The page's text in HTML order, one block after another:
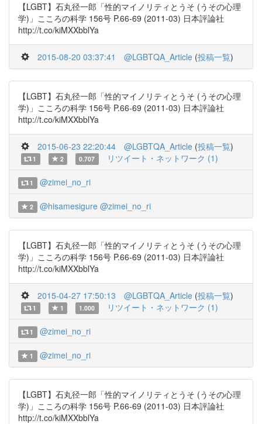
【LGBT】石丸径一郎「性的マイノリティとうそ (うその心理
学)」こころの科学 156号 P.66-69 (2011-03) 日本評論社
http://t.co/kiMXXbblYa
2015-08-20 03:37:41 @LGBTQA_Article (投稿一覧)
【LGBT】石丸径一郎「性的マイノリティとうそ (うその心理
学)」こころの科学 156号 P.66-69 (2011-03) 日本評論社
http://t.co/kiMXXbblYa
2015-06-23 22:20:44 @LGBTQA_Article (投稿一覧)
1 2 0.707 リツイート・ネットワーク (1)
1 @zimei_no_ri
2 @hisamesigure @zimei_no_ri
【LGBT】石丸径一郎「性的マイノリティとうそ (うその心理
学)」こころの科学 156号 P.66-69 (2011-03) 日本評論社
http://t.co/kiMXXbblYa
2015-04-27 17:50:13 @LGBTQA_Article (投稿一覧)
1 1 1.000 リツイート・ネットワーク (1)
1 @zimei_no_ri
1 @zimei_no_ri
【LGBT】石丸径一郎「性的マイノリティとうそ (うその心理
学)」こころの科学 156号 P.66-69 (2011-03) 日本評論社
http://t.co/kiMXXbblYa